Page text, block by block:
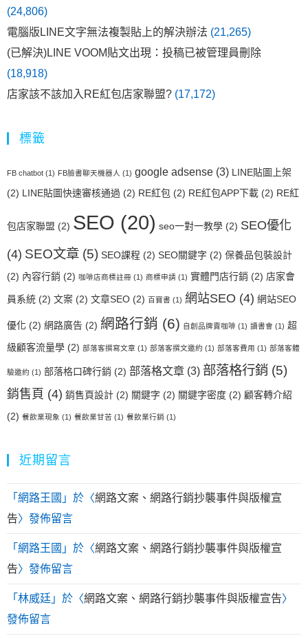
(24,806)
電腦版LINE文字無法複製貼上的解決辦法 (21,265)
(已解決)LINE VOOM貼文出現：投稿已被管理員刪除
(18,918)
店家該不該加入RE紅包店家聯盟? (17,172)
標籤
FB chatbot (1) FB臉書聊天機器人 (1) google adsense (3) LINE貼圖上架
(2) LINE貼圖快速審核通過 (2) RE紅包 (2) RE紅包APP下載 (2) RE紅
包店家聯盟 (2) SEO (20) seo一對一教學 (2) SEO優化
(4) SEO文章 (5) SEO課程 (2) SEO關鍵字 (2) 保養品包裝設計
(2) 內容行銷 (2) 咖啡店商標註冊 (1) 商標申請 (1) 實體門店行銷 (2) 店家會
員系統 (2) 文案 (2) 文章SEO (2) 百寶書 (1) 網站SEO (4) 網站SEO
優化 (2) 網路廣告 (2) 網路行銷 (6) 自創品牌賣咖啡 (1) 讀書會 (1) 超
級顧客流量學 (2) 部落客撰寫文章 (1) 部落客撰文邀約 (1) 部落客費用 (1) 部落客體
驗邀約 (1) 部落格口碑行銷 (2) 部落格文章 (3) 部落格行銷 (5)
銷售頁 (4) 銷售頁設計 (2) 關鍵字 (2) 關鍵字密度 (2) 顧客轉介紹
(2) 餐飲業現象 (1) 餐飲業甘苦 (1) 餐飲業行銷 (1)
近期留言
「 網路王國 」於〈網路文案、網路行銷抄襲事件與版權宣
告〉發佈留言
「 網路王國 」於〈網路文案、網路行銷抄襲事件與版權宣
告〉發佈留言
「 林威廷 」於〈網路文案、網路行銷抄襲事件與版權宣告〉
發佈留言